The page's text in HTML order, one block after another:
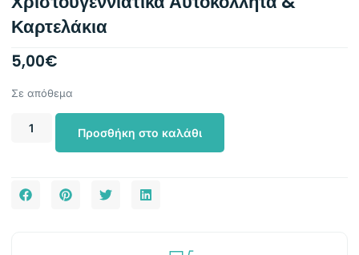
Καρτελάκια
5,00€
Σε απόθεμα
Προσθήκη στο καλάθι